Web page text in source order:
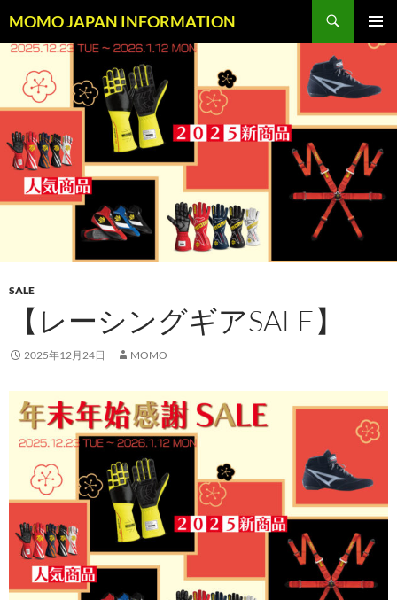
ン
テ
へ
ス
キ
プ
MOMO JAPAN INFORMATION
索
メインメ
SALE
【レーシングギアSALE】
2025年12月24日 MOMO